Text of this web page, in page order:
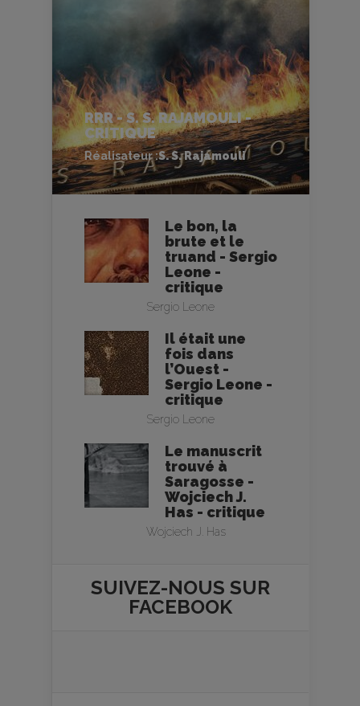
RRR - S. S. RAJAMOULI -
CRITIQUE
Réalisateur :S. S. Rajamouli
Le bon, la
brute et le
truand - Sergio
Leone -
critique
Sergio Leone
Il était une
fois dans
l’Ouest -
Sergio Leone -
critique
Sergio Leone
Le manuscrit
trouvé à
Saragosse -
Wojciech J.
Has - critique
Wojciech J. Has
SUIVEZ-NOUS SUR
FACEBOOK